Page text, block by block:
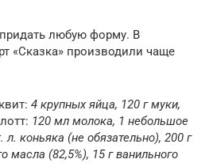
любую форму. В
«Сказка» производили чаще
4 крупных яйца, 120 г муки,
120 мл молока, 1 небольшое
коньяка (не обязательно), 200 г
масла (82,5%), 15 г ванильного